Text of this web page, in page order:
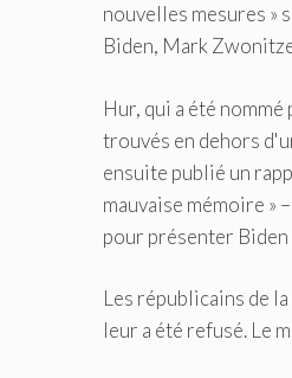
nouvelles mesures »
Biden, Mark
Hur, qui a été
trouvés en dehors
ensuite publié un
mauvaise mémoire »
pour présenter Biden
Les républicains de
leur a été refusé. Le